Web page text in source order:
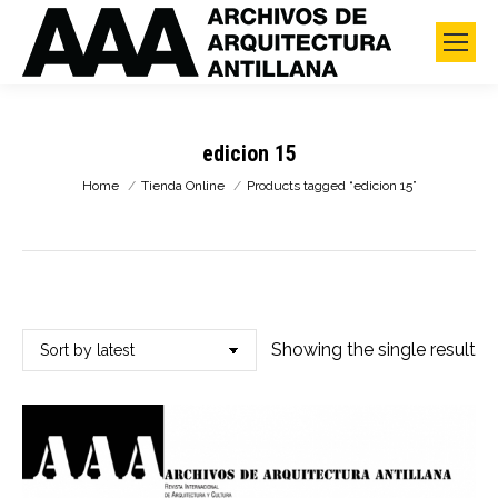
edicion 15
You are here:
Home Tienda Online Products tagged “edicion 15”
Showing the single result